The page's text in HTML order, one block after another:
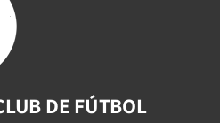
DE FÚTBOL